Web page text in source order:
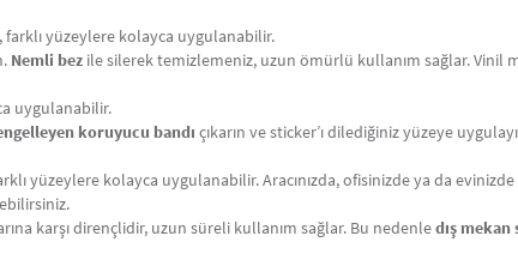
farklı yüzeylere kolayca uygulanabilir.
Nemli bez ile silerek temizlemeniz, uzun ömürlü kullanım sağlar. Vinil
uygulanabilir.
koruyucu bandı çıkarın ve sticker’ı dilediğiniz yüzeye
yüzeylere kolayca uygulanabilir. Aracınızda, ofisinizde ya da
karşı dirençlidir, uzun süreli kullanım sağlar. Bu nedenledış mekan